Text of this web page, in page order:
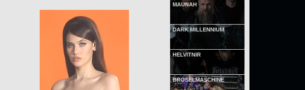
MAUNAH
DARK MILLENNIUM
HELVITNIR
BRÖSELMASCHINE